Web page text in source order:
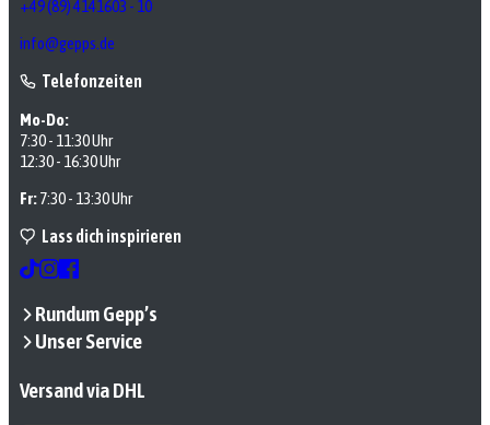
+49 (89) 4141603 - 10
info@gepps.de
Telefonzeiten
Mo-Do:
7:30 - 11:30 Uhr
12:30 - 16:30 Uhr
Fr:7:30 - 13:30 Uhr
Lass dich inspirieren
Rundum Gepp’s
Unser Service
Versand via DHL